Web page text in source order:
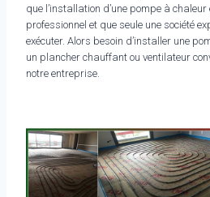
que l’installation d’une pompe à
professionnel et que seule une société
exécuter. Alors besoin d’installer une
un plancher chauffant ou ventilateur
notre entreprise.